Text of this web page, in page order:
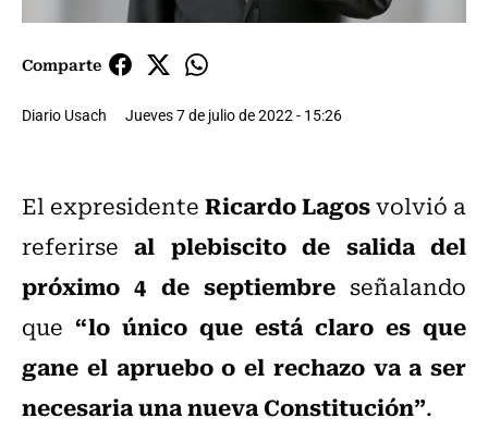
Comparte
Diario Usach Jueves 7 de julio de 2022 - 15:26
El expresidenteRicardo Lagosvolvió a
referirseal plebiscito de salida del
próximo 4 de septiembreseñalando
que “lo único que está claro es que
gane el apruebo o el rechazo va a ser
necesaria una nueva Constitución”.